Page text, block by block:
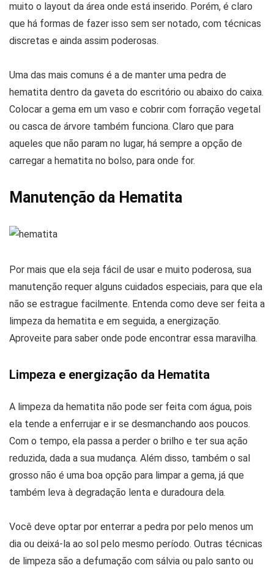
muito o layout da área onde está inserido. Porém, é claro
que há formas de fazer isso sem ser notado, com técnicas
discretas e ainda assim poderosas.
Uma das mais comuns é a de manter uma pedra de
hematita dentro da gaveta do escritório ou abaixo do caixa.
Colocar a gema em um vaso e cobrir com forração vegetal
ou casca de árvore também funciona. Claro que para
aqueles que não param no lugar, há sempre a opção de
carregar a hematita no bolso, para onde for.
Manutenção da Hematita
Por mais que ela seja fácil de usar e muito poderosa, sua
manutenção requer alguns cuidados especiais, para que ela
não se estrague facilmente. Entenda como deve ser feita a
limpeza da hematita e em seguida, a energização.
Aproveite para saber onde pode encontrar essa maravilha.
Limpeza e energização da Hematita
A limpeza da hematita não pode ser feita com água, pois
ela tende a enferrujar e ir se desmanchando aos poucos.
Com o tempo, ela passa a perder o brilho e ter sua ação
reduzida, dada a sua mudança. Além disso, também o sal
grosso não é uma boa opção para limpar a gema, já que
também leva à degradação lenta e duradoura dela.
Você deve optar por enterrar a pedra por pelo menos um
dia ou deixá-la ao sol pelo mesmo período. Outras técnicas
de limpeza são a defumação com sálvia ou palo santo ou